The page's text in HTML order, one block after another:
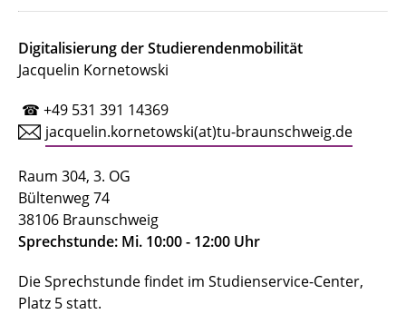
Digitalisierung der Studierendenmobilität
Jacquelin Kornetowski
☎ +49 531 391 14369
jacquelin.kornetowski(at)tu-braunschweig.de
Raum 304, 3. OG
Bültenweg 74
38106 Braunschweig
Sprechstunde: Mi. 10:00 - 12:00 Uhr
Die Sprechstunde findet im Studienservice-Center,
Platz 5 statt.